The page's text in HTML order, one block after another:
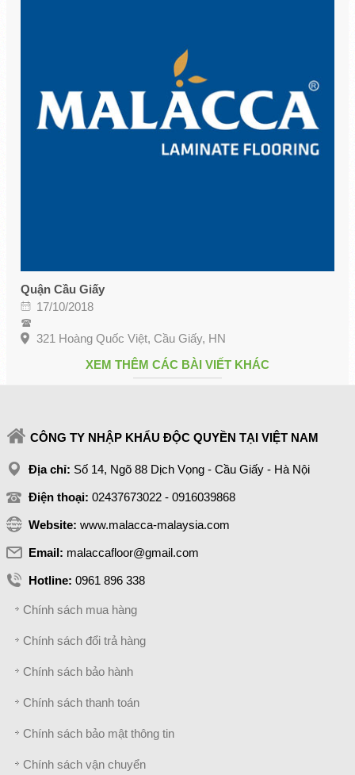
Quận Cầu Giấy
17/10/2018
321 Hoàng Quốc Việt, Cầu Giấy, HN
XEM THÊM CÁC BÀI VIẾT KHÁC
CÔNG TY NHẬP KHẨU ĐỘC QUYỀN TẠI VIỆT NAM
Địa chỉ: Số 14, Ngõ 88 Dịch Vọng - Cầu Giấy - Hà Nội
Điện thoại: 02437673022 - 0916039868
Website: www.malacca-malaysia.com
Email: malaccafloor@gmail.com
Hotline: 0961 896 338
Chính sách mua hàng
Chính sách đổi trả hàng
Chính sách bảo hành
Chính sách thanh toán
Chính sách bảo mật thông tin
Chính sách vận chuyển